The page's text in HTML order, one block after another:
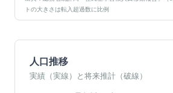
トの大きさは転入超過数に比例
人口推移
実績（実線）と将来推計（破線）